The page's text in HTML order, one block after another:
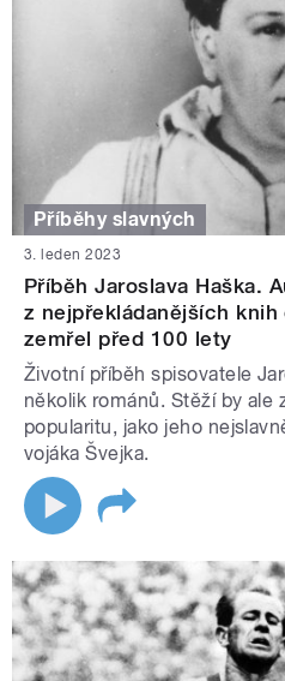
Příběhy slavných
3. leden 2023
Příběh Jaroslava Haška.
z nejpřekládanějších
zemřel před 100 lety
Životní příběh spisovatele
několik románů. Stěží by ale
popularitu, jako jeho
vojáka Švejka.